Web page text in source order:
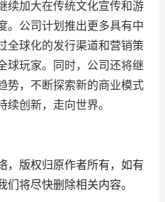
续加大在传统文化宣传和游
。公司计划推出更多具有中
全球化的发行渠道和营销策
球玩家。同时，公司还将继
势，不断探索新的商业模式
创新，走向世界。
，版权归原作者所有，如有
将尽快删除相关内容。